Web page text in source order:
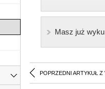
Masz już
POPRZEDNI ARTYKUŁ Z